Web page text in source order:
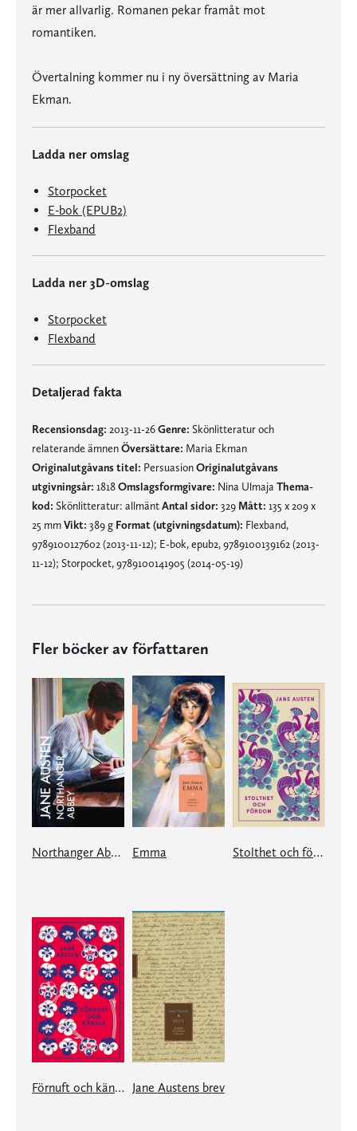
är mer allvarlig. Romanen pekar framåt mot
romantiken.
Övertalning kommer nu i ny översättning av Maria
Ekman.
Ladda ner omslag
Storpocket
E-bok (EPUB2)
Flexband
Ladda ner 3D-omslag
Storpocket
Flexband
Detaljerad fakta
Recensionsdag: 2013-11-26Genre: Skönlitteratur och
relaterande ämnenÖversättare: Maria Ekman
Originalutgåvans titel: PersuasionOriginalutgåvans
utgivningsår: 1818Omslagsformgivare: Nina Ulmaja Thema-
kod: Skönlitteratur: allmäntAntal sidor: 329 Mått: 135 x 209 x
25 mmVikt: 389 g Format (utgivningsdatum): Flexband,
9789100127602 (2013-11-12); E-bok, epub2, 9789100139162 (2013-
11-12); Storpocket, 9789100141905 (2014-05-19)
Fler böcker av författaren
Northanger Abbey Emma Stolthet och fördom
Förnuft och känsla Jane Austens brev